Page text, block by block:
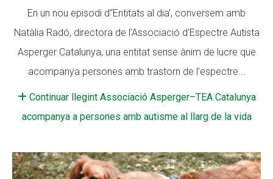
En un nou episodi d’‘Entitats al dia’, conversem amb
Natàlia Radó, directora de l’Associació d’Espectre Autista
Asperger Catalunya, una entitat sense ànim de lucre que
acompanya persones amb trastorn de l’espectre...
Continuar llegint Associació Asperger–TEA Catalunya
acompanya a persones amb autisme al llarg de la vida
CONEIX FUNDESPLAI
L'equip
CONEIX FUNDESPLAI
L'equip